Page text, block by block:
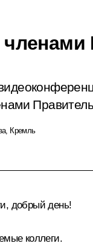
Кремль
добрый день!
коллеги.